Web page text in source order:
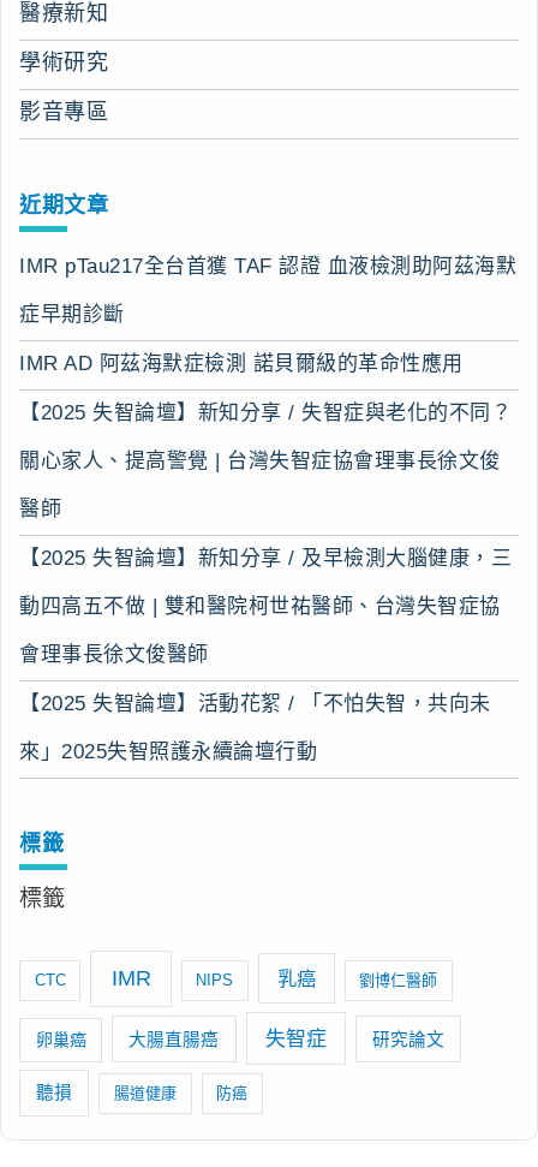
醫療新知
學術研究
影音專區
近期文章
IMR pTau217全台首獲 TAF 認證 血液檢測助阿茲海默
症早期診斷
IMR AD 阿茲海默症檢測 諾貝爾級的革命性應用
【2025 失智論壇】新知分享 / 失智症與老化的不同？
關心家人、提高警覺 | 台灣失智症協會理事長徐文俊
醫師
【2025 失智論壇】新知分享 / 及早檢測大腦健康，三
動四高五不做 | 雙和醫院柯世祐醫師、台灣失智症協
會理事長徐文俊醫師
【2025 失智論壇】活動花絮 / 「不怕失智，共向未
來」2025失智照護永續論壇行動
標籤
標籤
CTC IMR NIPS 乳癌 劉博仁醫師
卵巢癌 大腸直腸癌 失智症 研究論文
聽損 腸道健康 防癌